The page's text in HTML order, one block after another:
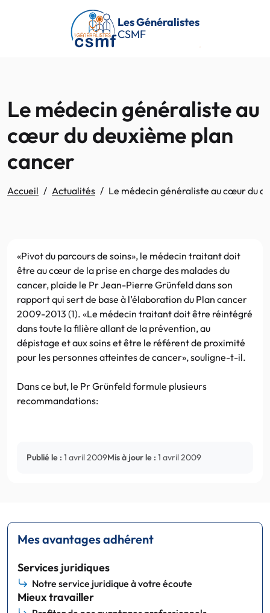
Passer au contenu principal
Les Généralistes
CSMF
Le médecin généraliste au
cœur du deuxième plan
cancer
Accueil Actualités Le médecin généraliste au cœur du
«Pivot du parcours de soins», le médecin traitant doit
être au cœur de la prise en charge des malades du
cancer, plaide le Pr Jean-Pierre Grünfeld dans son
rapport qui sert de base à l’élaboration du Plan cancer
2009-2013 (1). «Le médecin traitant doit être réintégré
dans toute la filière allant de la prévention, au
dépistage et aux soins et être le référent de proximité
pour les personnes atteintes de cancer», souligne-t-il.
Dans ce but, le Pr Grünfeld formule plusieurs
recommandations:
Publié le : 1 avril 2009Mis à jour le : 1 avril 2009
Mes avantages adhérent
Services juridiques
Notre service juridique à votre écoute
Mieux travailler